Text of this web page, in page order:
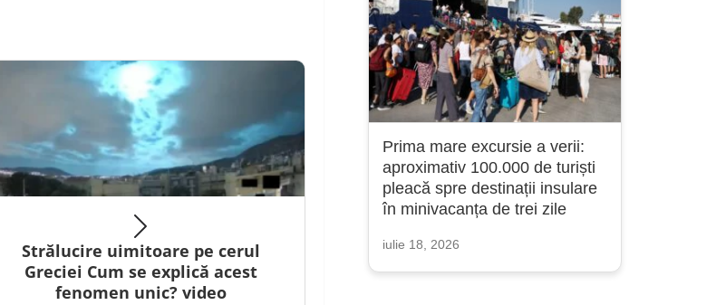
Strălucire uimitoare pe cerul
Greciei Cum se explică acest
fenomen unic? video
Prima mare excursie a verii:
aproximativ 100.000 de turiști
pleacă spre destinații insulare
în minivacanța de trei zile
iulie 18, 2026